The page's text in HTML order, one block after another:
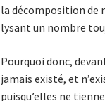
la décompo­sition de
lysant un nombre
Pourquoi donc,
jamais existé, et
puisqu’elles ne